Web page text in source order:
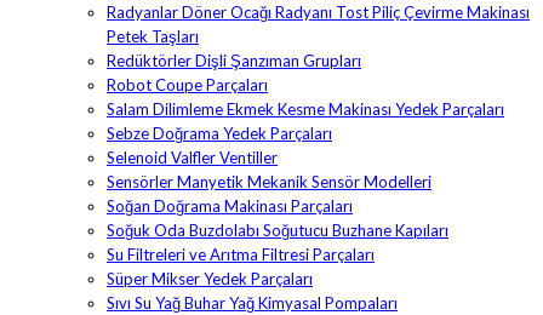
Radyanlar Döner Ocağı Radyanı Tost Piliç Çevirme Makinası
Petek Taşları
Redüktörler Dişli Şanzıman Grupları
Robot Coupe Parçaları
Salam Dilimleme Ekmek Kesme Makinası Yedek Parçaları
Sebze Doğrama Yedek Parçaları
Selenoid Valfler Ventiller
Sensörler Manyetik Mekanik Sensör Modelleri
Soğan Doğrama Makinası Parçaları
Soğuk Oda Buzdolabı Soğutucu Buzhane Kapıları
Su Filtreleri ve Arıtma Filtresi Parçaları
Süper Mikser Yedek Parçaları
Sıvı Su Yağ Buhar Yağ Kimyasal Pompaları